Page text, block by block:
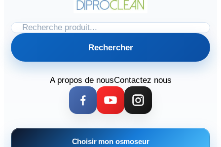
Rechercher
A propos de nousContactez nous
Choisir mon osmoseur